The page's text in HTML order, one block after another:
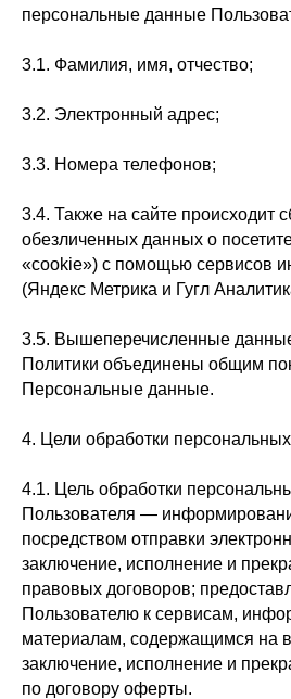
персональные данные
3.1. Фамилия, имя, отчество;
3.2. Электронный адрес;
3.3. Номера телефонов;
3.4. Также на сайте происходит
обезличенных данных о
«cookie») с помощью сервисов
(Яндекс Метрика и Гугл
3.5. Вышеперечисленные
Политики объединены общим
Персональные данные.
4. Цели обработки
4.1. Цель обработки
Пользователя —
посредством отправки
заключение, исполнение и
правовых договоров;
Пользователю к сервисам,
материалам, содержащимся на
заключение, исполнение и
по договору оферты.